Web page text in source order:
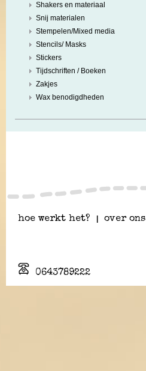
Shakers en materiaal
Snij materialen
Stempelen/Mixed media
Stencils/ Masks
Stickers
Tijdschriften / Boeken
Zakjes
Wax benodigdheden
hoe werkt het? over ons
0643789222